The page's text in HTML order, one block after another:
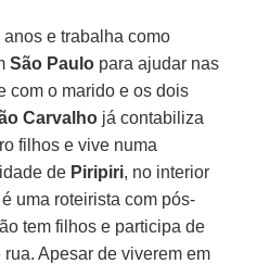
anos e trabalha como
São Paulo para ajudar nas
com o marido e os dois
Carvalho já contabiliza
filhos e vive numa
de Piripiri, no interior
é uma roteirista com pós-
tem filhos e participa de
Apesar de viverem em